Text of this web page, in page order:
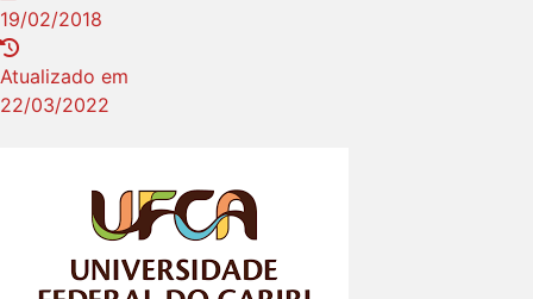
19/02/2018
Atualizado em
22/03/2022